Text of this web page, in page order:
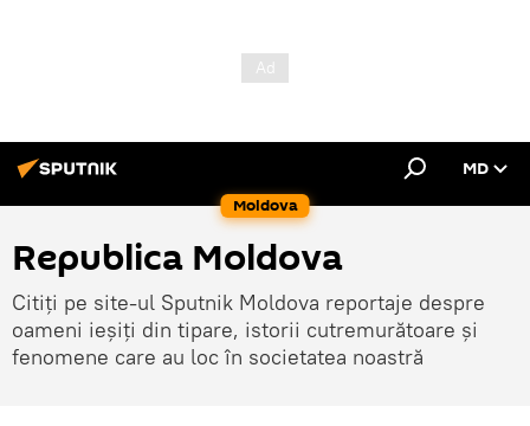
Moldova
MD
Republica Moldova
Citiți pe site-ul Sputnik Moldova reportaje despre
oameni ieșiți din tipare, istorii cutremurătoare și
fenomene care au loc în societatea noastră